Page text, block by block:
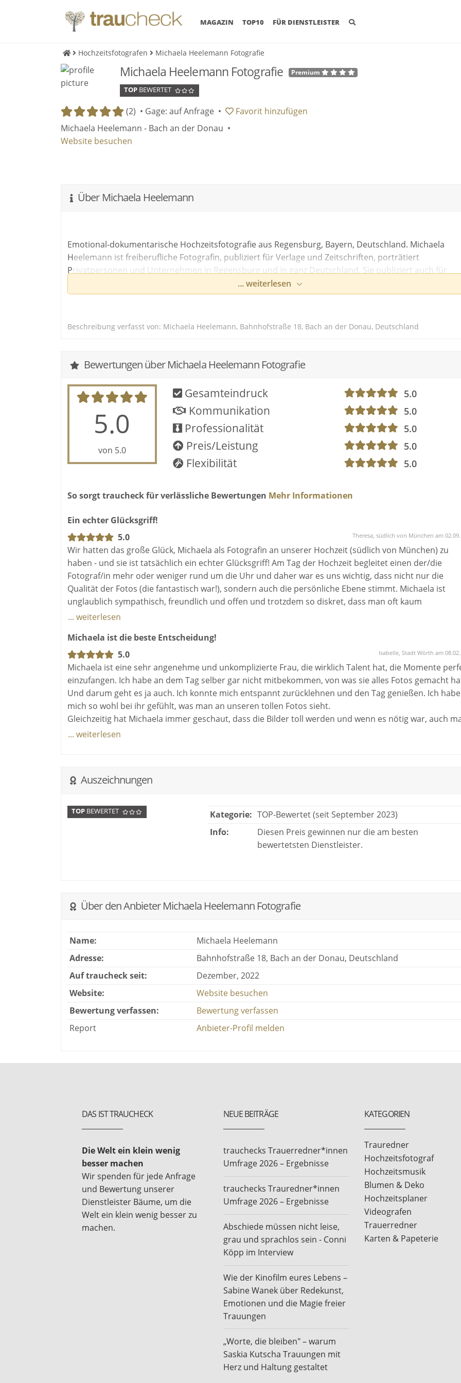
MAGAZIN (CURRENT)
TOP10 FÜR DIENSTLEISTER
Hochzeitsfotografen Michaela Heelemann Fotografie
Michaela Heelemann Fotografie
Premium
TOP BEWERTET
(2) • Gage: auf Anfrage • Favorit hinzufügen
Michaela Heelemann - Bach an der Donau •
Website besuchen
Über Michaela Heelemann
Emotional-dokumentarische Hochzeitsfotografie aus Regensburg, Bayern, Deutschland. Michaela
Heelemann ist freiberufliche Fotografin, publiziert für Verlage und Zeitschriften, porträtiert
Privatpersonen und Unternehmen in Regensburg und in ganz Deutschland. Sie publiziert auch für
Verlage und Zeitschriften, dabei arbeitet Michaela bevorzugt mit natürlichem Licht und hält die
einzigartige Verbindung zwischen Menschen in natürlich schönen Bildern fest.
... weiterlesen
Beschreibung verfasst von: Michaela Heelemann, Bahnhofstraße 18, Bach an der Donau, Deutschland
Bewertungen über Michaela Heelemann Fotografie
5.0
von 5.0
Gesamteindruck 5.0
Kommunikation 5.0
Professionalität 5.0
Preis/Leistung 5.0
Flexibilität 5.0
So sorgt traucheck für verlässliche Bewertungen Mehr Informationen
Ein echter Glücksgriff!
5.0
Theresa, südlich von München am
Wir hatten das große Glück, Michaela als Fotografin an unserer Hochzeit (südlich von München) zu
haben - und sie ist tatsächlich ein echter Glücksgriff! Am Tag der Hochzeit begleitet einen der/die
Fotograf/in mehr oder weniger rund um die Uhr und daher war es uns wichtig, dass nicht nur die
Qualität der Fotos (die fantastisch war!), sondern auch die persönliche Ebene stimmt. Michaela ist
unglaublich sympathisch, freundlich und offen und trotzdem so diskret, dass man oft kaum
mitbekommt, dass sie da ist. Sie fängt viele kleine Momente und dadurch die Atmosphäre des Tages
vor der Kamera und Michaela hat es sowohl bei unserem Verlobungs-Shooting, als auch am
Hochzeitstag geschafft, eine so lockere und natürliche Atmosphäre zu schaffen, dass wir ganz
sein konnten und uns sehr wohl gefühlt haben. Die Fotos, die dabei entstanden sind, sind wirklich
Klasse! Ein Foto-Shooting mit Michaela macht einfach Spaß! Auch die Kommunikation mit ihr im
und Nachgang war absolut unkompliziert, professionell und zuvorkommend. Wir würden Michaela
der Distanz jederzeit wieder dabei haben wollen!
... weiterlesen
Michaela ist die beste Entscheidung!
5.0
Isabelle, Stadt Wörth am
Michaela ist eine sehr angenehme und unkomplizierte Frau, die wirklich Talent hat, die Momente
einzufangen. Ich habe an dem Tag selber gar nicht mitbekommen, von was sie alles Fotos gemacht
Und darum geht es ja auch. Ich konnte mich entspannt zurücklehnen und den Tag genießen. Ich habe
mich so wohl bei ihr gefühlt, was man an unseren tollen Fotos sieht.
Gleichzeitig hat Michaela immer geschaut, dass die Bilder toll werden und wenn es nötig war, auch
am Anzug oder Kleid gezuppelt, als es an das Shooting ging.
... weiterlesen
Auszeichnungen
TOPBEWERTET Kategorie: TOP-Bewertet (seit September 2023)
Info:
Diesen Preis gewinnen nur die am besten
bewertetsten Dienstleister.
Über den Anbieter Michaela Heelemann Fotografie
Name:
Michaela Heelemann
Adresse:
Bahnhofstraße 18, Bach an der Donau, Deutschland
Auf traucheck seit:
Dezember, 2022
Website:
Website besuchen
Bewertung verfassen:
Bewertung verfassen
Report
Anbieter-Profil melden
DAS IST TRAUCHECK
Die Welt ein klein wenig
besser machen
Wir spenden für jede Anfrage
und Bewertung unserer
Dienstleister Bäume, um die
Welt ein klein wenig besser zu
machen.
NEUE BEITRÄGE
trauchecks Trauerredner*innen
Umfrage 2026 – Ergebnisse
trauchecks Trauredner*innen
Umfrage 2026 – Ergebnisse
Abschiede müssen nicht leise,
grau und sprachlos sein - Conni
Köpp im Interview
Wie der Kinofilm eures Lebens –
Sabine Wanek über Redekunst,
Emotionen und die Magie freier
Trauungen
„Worte, die bleiben" – warum
Saskia Kutscha Trauungen mit
Herz und Haltung gestaltet
KATEGORIEN
Trauredner
Hochzeitsfotograf
Hochzeitsmusik
Blumen & Deko
Hochzeitsplaner
Videografen
Trauerredner
Karten & Papeterie